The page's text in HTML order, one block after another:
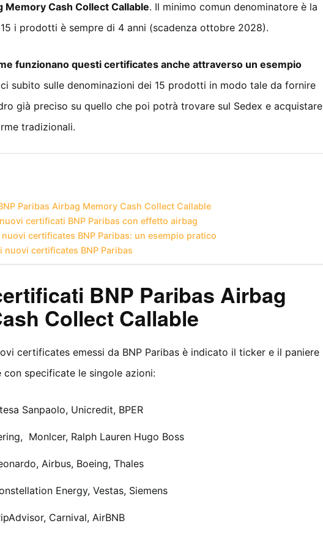
Memory Cash Collect Callable. Il minimo comun denominatore è la
i prodotti è sempre di 4 anni (scadenza ottobre 2028).
funzionano questi certificates anche attraverso un esempio
subito sulle denominazioni dei 15 prodotti in modo tale da fornire
già preciso su quello che poi potrà trovare sul Sedex e acquistare
tradizionali.
Paribas Airbag Memory Cash Collect Callable
certificati BNP Paribas con effetto airbag
certificates BNP Paribas: un esempio pratico
certificates BNP Paribas
BNP Paribas Airbag
Collect Callable
certificates emessi da BNP Paribas è indicato il ticker e il paniere
specificate le singole azioni:
Sanpaolo, Unicredit, BPER
Monlcer, Ralph Lauren Hugo Boss
Airbus, Boeing, Thales
Energy, Vestas, Siemens
Carnival, AirBNB